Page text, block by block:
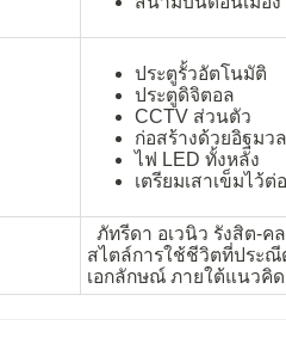
ประตูรั้วอัตโนมัติ
ประตูดิจิตอล
CCTV ส่วนตัว
ก่อสร้างด้วยอิฐมว
ไฟ LED ทั้งหลัง
เตรียมเสาเข็มไว้ต่
ภัทรีดา อเวนิว รังสิต-ค
สไตล์การใช้ชีวิตที่ประ
เอกลักษณ์ ภายใต้แนวคิด